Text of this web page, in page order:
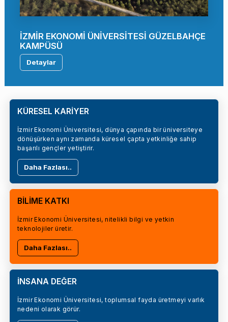
İZMİR EKONOMİ ÜNİVERSİTESİ GÜZELBAHÇE
KAMPÜSÜ
Detaylar
KÜRESEL KARİYER
İzmir Ekonomi Üniversitesi, dünya çapında bir üniversiteye
dönüşürken aynı zamanda küresel çapta yetkinliğe sahip
başarılı gençler yetiştirir.
Daha Fazlası..
BİLİME KATKI
İzmir Ekonomi Üniversitesi, nitelikli bilgi ve yetkin
teknolojiler üretir.
Daha Fazlası..
İNSANA DEĞER
İzmir Ekonomi Üniversitesi, toplumsal fayda üretmeyi varlık
nedeni olarak görür.